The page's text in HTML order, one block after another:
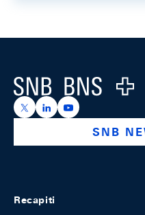
Logo
https://x.com/snb_bns
https://https://
SNB
Recapiti